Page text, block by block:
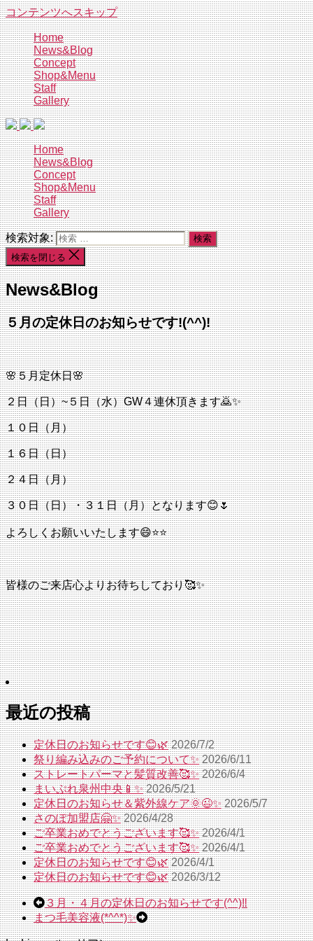
コンテンツへスキップ
Home
News&Blog
Concept
Shop&Menu
Staff
Gallery
Home
News&Blog
Concept
Shop&Menu
Staff
Gallery
検索対象:
検索を閉じる
News&Blog
５月の定休日のお知らせです!(^^)!
🌸５月定休日🌸
２日（日）~５日（水）GW４連休頂きます🙇✨
１０日（月）
１６日（日）
２４日（月）
３０日（日）・３１日（月）となります😊🌷
よろしくお願いいたします😄⭐⭐
皆様のご来店心よりお待ちしており🥰✨
最近の投稿
定休日のお知らせです😊🌿 2026/7/2
祭り編み込みのご予約について✨ 2026/6/11
ストレートパーマと髪質改善🥰✨ 2026/6/4
まいぷれ泉州中央📱✨ 2026/5/21
定休日のお知らせ＆紫外線ケア🌞😉✨ 2026/5/7
さのぽ加盟店🤗✨ 2026/4/28
ご卒業おめでとうございます🥰✨ 2026/4/1
ご卒業おめでとうございます🥰✨ 2026/4/1
定休日のお知らせです😊🌿 2026/4/1
定休日のお知らせです😊🌿 2026/3/12
３月・４月の定休日のお知らせです(^^)‼
まつ毛美容液(*^^*)✨